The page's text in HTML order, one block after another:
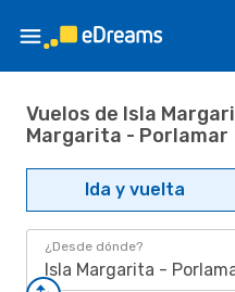
Vuelos de Isla
Margarita - Porlamar
Ida y vuelta
¿Desde dónde?
Isla Margarita -